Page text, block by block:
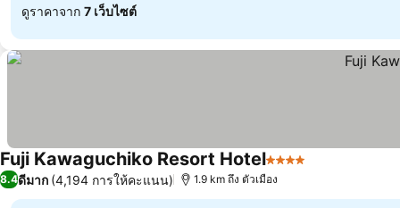
ดูราคาจาก 7 เว็บไซต์
Fuji Kawaguchiko Resort Hotel4 ดาว
8.4ดีมาก (4,194 การให้คะแนน) 1.9 km ถึง ตัวเมือง